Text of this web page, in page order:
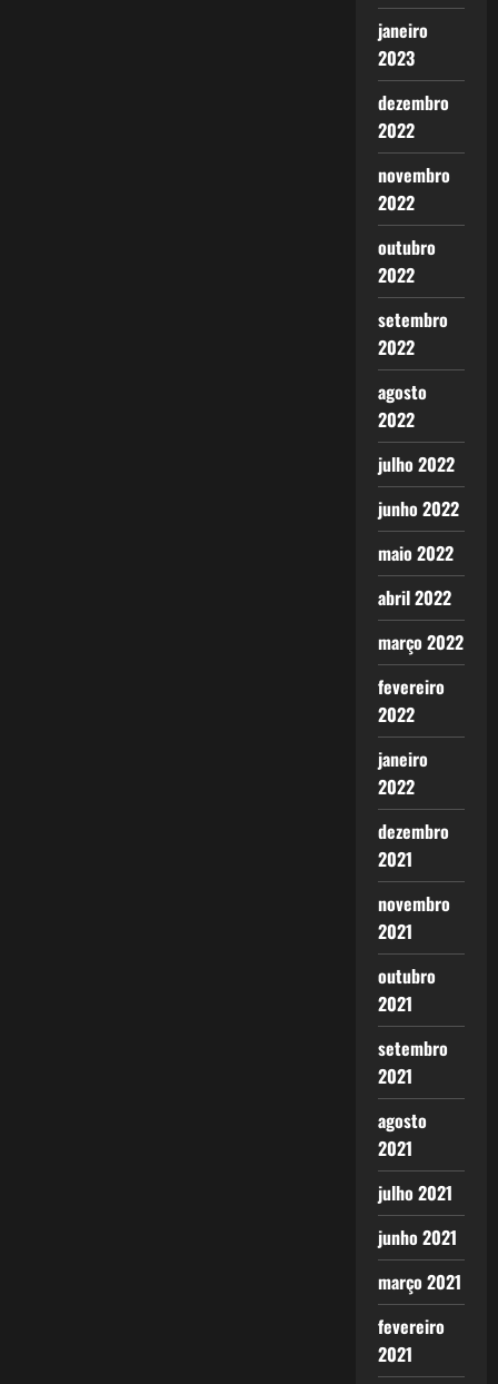
janeiro
2023
dezembro
2022
novembro
2022
outubro
2022
setembro
2022
agosto
2022
julho 2022
junho 2022
maio 2022
abril 2022
março 2022
fevereiro
2022
janeiro
2022
dezembro
2021
novembro
2021
outubro
2021
setembro
2021
agosto
2021
julho 2021
junho 2021
março 2021
fevereiro
2021